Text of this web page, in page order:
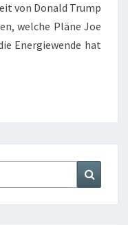
von Donald Trump
welche Pläne Joe
Energiewende hat